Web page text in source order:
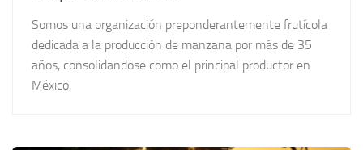
Somos una organización preponderantemente frutícola
dedicada a la producción de manzana por más de 35
años, consolidandose como el principal productor en
México,